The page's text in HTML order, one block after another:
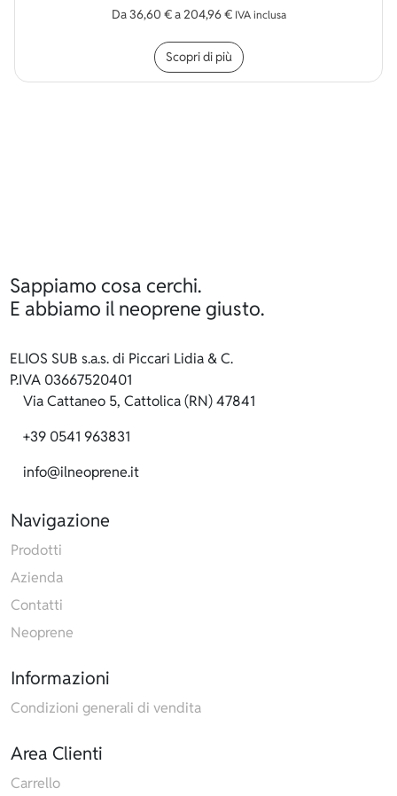
Da36,60 €a204,96€ IVA inclusa
Scopri di più
Sappiamo cosa cerchi.
E abbiamo il neoprene giusto.
ELIOS SUB s.a.s. di Piccari Lidia & C.
P.IVA 03667520401
Via Cattaneo 5, Cattolica (RN) 47841
+39 0541 963831
info@ilneoprene.it
Navigazione
Prodotti
Azienda
Contatti
Neoprene
Informazioni
Condizioni generali di vendita
Area Clienti
Carrello